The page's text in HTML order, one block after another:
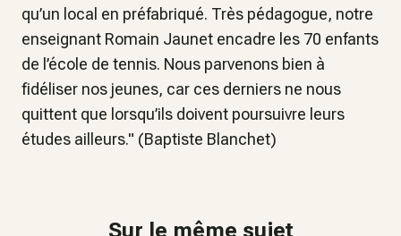
qu’un local en préfabriqué. Très pédagogue, notre
enseignant Romain Jaunet encadre les 70 enfants
de l’école de tennis. Nous parvenons bien à
fidéliser nos jeunes, car ces derniers ne nous
quittent que lorsqu’ils doivent poursuivre leurs
études ailleurs." (Baptiste Blanchet)
Sur le même sujet